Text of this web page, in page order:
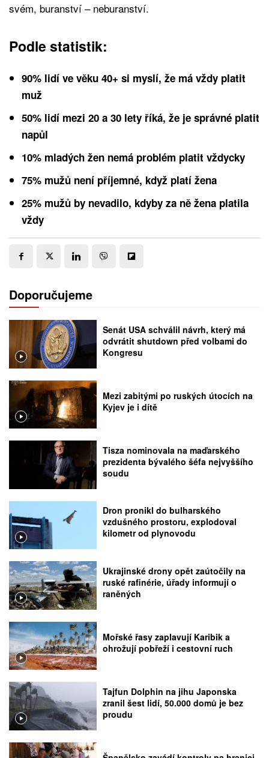
svém, buranství – neburanství.
Podle statistik:
90% lidí ve věku 40+ si myslí, že má vždy platit
muž
50% lidí mezi 20 a 30 lety říká, že je správné platit
napůl
10% mladých žen nemá problém platit vždycky
75% mužů není příjemné, když platí žena
25% mužů by nevadilo, kdyby za ně žena platila
vždy
Doporučujeme
Senát USA schválil návrh, který má
odvrátit shutdown před volbami do
Kongresu
Mezi zabitými po ruských útocích na
Kyjev je i dítě
Tisza nominovala na maďarského
prezidenta bývalého šéfa nejvyššího
soudu
Dron pronikl do bulharského
vzdušného prostoru, explodoval
kilometr od plynovodu
Ukrajinské drony opět zaútočily na
ruské rafinérie, úřady informují o
raněných
Mořské řasy zaplavují Karibik a
ohrožují pobřeží i cestovní ruch
Tajfun Dolphin na jihu Japonska
zranil šest lidí, 50.000 domů je bez
proudu